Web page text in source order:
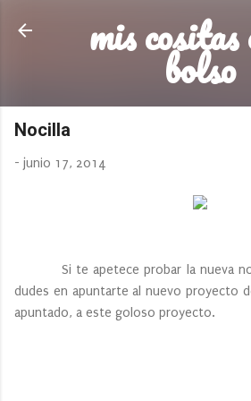
Ir al contenido
mis cositas
bolso
Nocilla
- junio 17, 2014
Si te apetece probar la nueva
dudes en apuntarte al nuevo proyecto
apuntado, a este goloso proyecto.